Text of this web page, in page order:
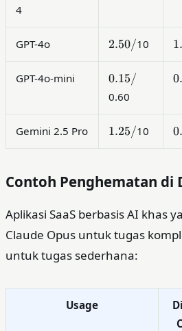
4
GPT-4o
2.50
/
2.50/10
/
GPT-4o-mini
0.15
/
0.15/
0.60
Gemini 2.5 Pro
1.25
/
1.25/10
/
Contoh Penghematan di
Aplikasi SaaS berbasis AI khas
Claude Opus untuk tugas
untuk tugas sederhana:
Usage